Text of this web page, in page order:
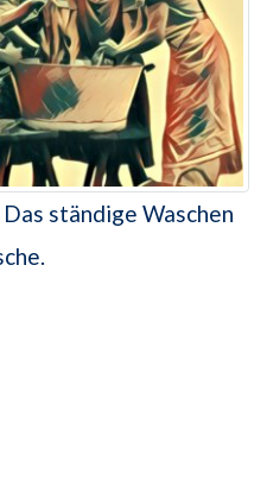
ständige Waschen